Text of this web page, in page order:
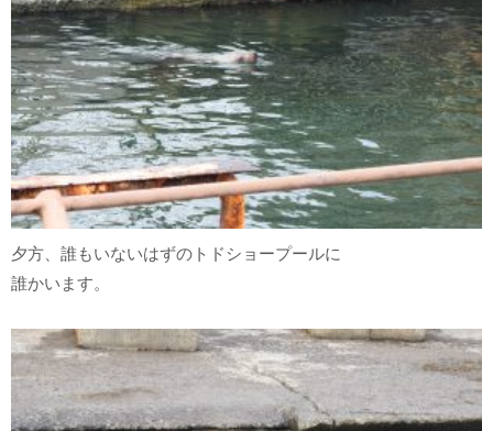
夕方、誰もいないはずのトドショープールに
誰かいます。